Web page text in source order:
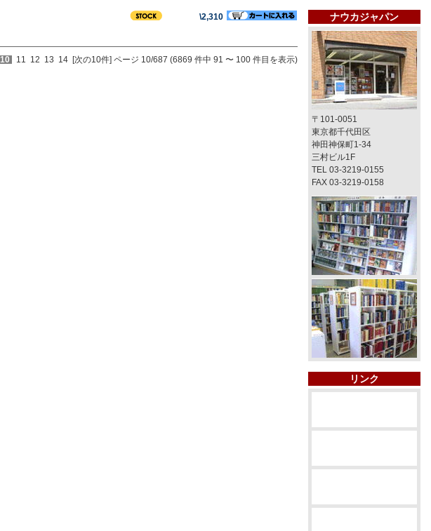
\2,310
10 11 12 13 14 [次の10件] ページ 10/687 (6869 件中 91 〜 100 件目を表示)
ナウカジャパン
〒101-0051
東京都千代田区
神田神保町1-34
三村ビル1F
TEL 03-3219-0155
FAX 03-3219-0158
リンク